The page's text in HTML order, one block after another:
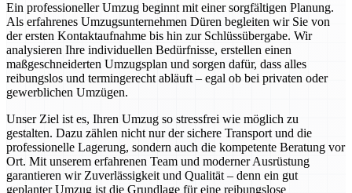
Ein professioneller Umzug beginnt mit einer sorgfältigen Planung.
Als erfahrenes Umzugsunternehmen Düren begleiten wir Sie von
der ersten Kontaktaufnahme bis hin zur Schlüssübergabe. Wir
analysieren Ihre individuellen Bedürfnisse, erstellen einen
maßgeschneiderten Umzugsplan und sorgen dafür, dass alles
reibungslos und termingerecht abläuft – egal ob bei privaten oder
gewerblichen Umzügen.
Unser Ziel ist es, Ihren Umzug so stressfrei wie möglich zu
gestalten. Dazu zählen nicht nur der sichere Transport und die
professionelle Lagerung, sondern auch die kompetente Beratung vor
Ort. Mit unserem erfahrenen Team und moderner Ausrüstung
garantieren wir Zuverlässigkeit und Qualität – denn ein gut
geplanter Umzug ist die Grundlage für eine reibungslose